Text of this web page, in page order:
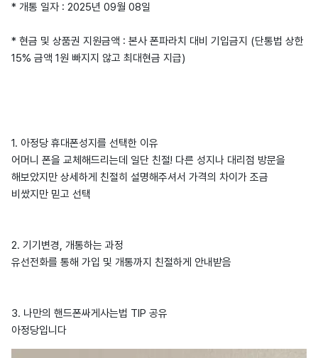
* 개통 일자 : 2025년 09월 08일
* 현금 및 상품권 지원금액 : 본사 폰파라치 대비 기입금지 (단통법 상한
15% 금액 1원 빠지지 않고 최대현금 지급)
1. 아정당 휴대폰성지를 선택한 이유
어머니 폰을 교체해드리는데 일단 친절! 다른 성지나 대리점 방문을
해보았지만 상세하게 친절히 설명해주셔서 가격의 차이가 조금
비쌌지만 믿고 선택
2. 기기변경, 개통하는 과정
유선전화를 통해 가입 및 개통까지 친절하게 안내받음
3. 나만의 핸드폰싸게사는법 TIP 공유
아정당입니다